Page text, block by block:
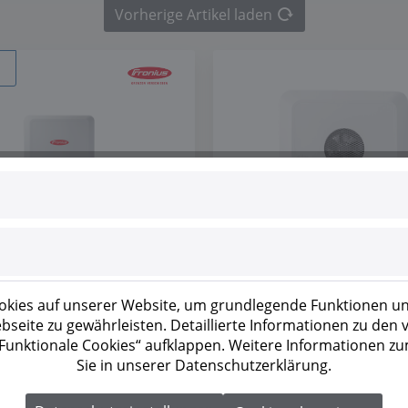
Vorherige Artikel laden
erst nach erfolgreicher
als Geschäftskunde
AUF LAGER
Plus SC
Preise sind erst nach
Registrierungals
sichtbar.
AUF LAGER
auf unserer Website, um grundlegende Funktionen
zu gewährleisten. Detaillierte Informationen zu den
Cookies“ aufklappen. Weitere Informationen
Sie in unserer Datenschutzerklärung.